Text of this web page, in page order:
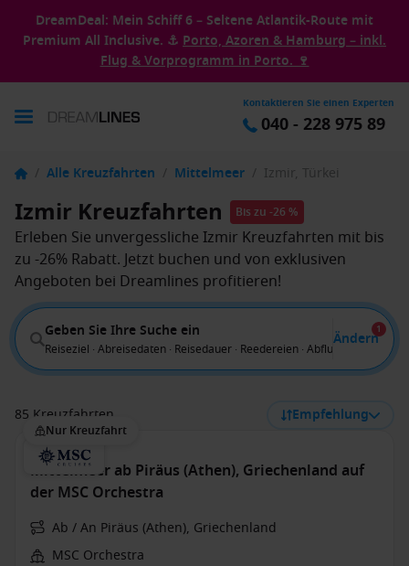
DreamDeal: Mein Schiff 6 – Seltene Atlantik-Route mit
Premium All Inclusive. ⚓ Porto, Azoren & Hamburg – inkl.
Flug & Vorprogramm in Porto. 🍷
Kontaktieren Sie einen Experten
040 - 228 975 89
/ Alle Kreuzfahrten / Mittelmeer / Izmir, Türkei
Izmir Kreuzfahrten Bis zu -26 %
Erleben Sie unvergessliche Izmir Kreuzfahrten mit bis
zu -26% Rabatt. Jetzt buchen und von exklusiven
Angeboten bei Dreamlines profitieren!
Geben Sie Ihre Suche ein
Reiseziel · Abreisedaten · Reisedauer · Reedereien · Abflug von
Ändern
1
85 Kreuzfahrten Empfehlung
Nur Kreuzfahrt
Mittelmeer ab Piräus (Athen), Griechenland auf
der MSC Orchestra
Ab / An Piräus (Athen), Griechenland
MSC Orchestra